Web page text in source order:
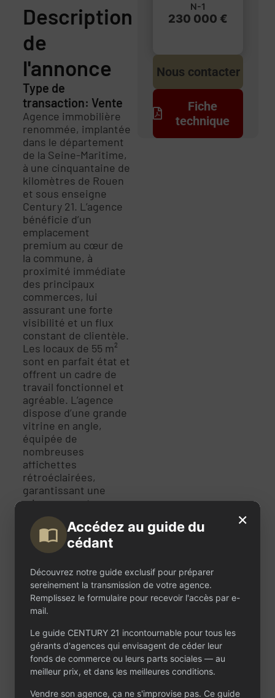
Description
de
l'annonce
Type de
transaction: Vente
Agence immobilière
renommée, implantée
dans le département
de la Seine-Maritime,
à une cinquantaine de
kilomètres de Rouen
et sous enseigne
Century 21. L’agence
bénéficie d’un
emplacement
premium au cœur de
la commune, à
proximité immédiate
des principaux
commerces, lui
assurant une forte
visibilité et un flux
constant de clientèle.
Les locaux de 55 m²
sont en parfait état et
offrent un cadre de
travail fonctionnel et
agréable. L’agence
dispose d’une grande
vitrine en angle,
équipée de
nombreuses
affichettes
rétroéclairées,
garantissant une
mise en avant
optimale des biens.
Les équipements
sont complets et
modernes, incluant
informatique,
standard
téléphonique,
photocopieur et
Le loyer modéré
s’élève à 14 400 € par
an, optimisant ainsi la
rentabilité de
N-1
230 000 €
Nous contacter
Fiche
technique
×
Accédez au guide du
cédant
Découvrez notre guide exclusif pour préparer
sereinement la transmission de votre agence.
Remplissez le formulaire pour recevoir l'accès par e-
mail.
Le guide CENTURY 21 incontournable pour tous les
gérants d'agences qui envisagent de céder leur
fonds de commerce ou leurs parts sociales — au
meilleur prix, et dans les meilleures conditions.
Vendre son agence, ça ne s'improvise pas. Ce guide